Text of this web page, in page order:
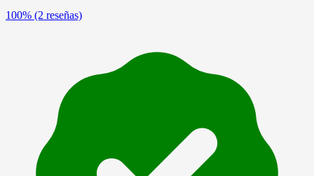
100% (2 reseñas)